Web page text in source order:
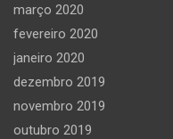
março 2020
fevereiro 2020
janeiro 2020
dezembro 2019
novembro 2019
outubro 2019